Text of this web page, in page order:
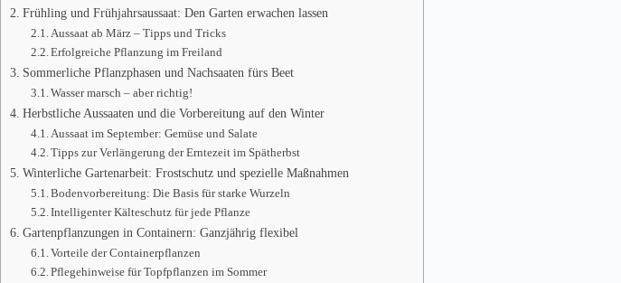
Frühling und Frühjahrsaussaat: Den Garten erwachen lassen
Aussaat ab März – Tipps und Tricks
Erfolgreiche Pflanzung im Freiland
Sommerliche Pflanzphasen und Nachsaaten fürs Beet
Wasser marsch – aber richtig!
Herbstliche Aussaaten und die Vorbereitung auf den Winter
Aussaat im September: Gemüse und Salate
Tipps zur Verlängerung der Erntezeit im Spätherbst
Winterliche Gartenarbeit: Frostschutz und spezielle Maßnahmen
Bodenvorbereitung: Die Basis für starke Wurzeln
Intelligenter Kälteschutz für jede Pflanze
Gartenpflanzungen in Containern: Ganzjährig flexibel
Vorteile der Containerpflanzen
Pflegehinweise für Topfpflanzen im Sommer